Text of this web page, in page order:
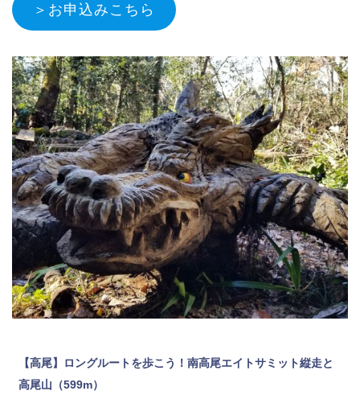
＞お申込みこちら
【高尾】ロングルートを歩こう！南高尾エイトサミット縦走と
高尾山（599m）